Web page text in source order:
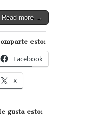
Read more →
esto:
Facebook
X
gusta esto: